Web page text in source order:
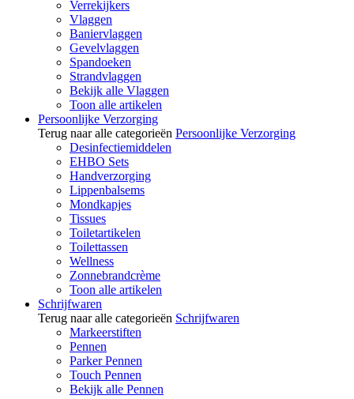
Verrekijkers
Vlaggen
Baniervlaggen
Gevelvlaggen
Spandoeken
Strandvlaggen
Bekijk alle Vlaggen
Toon alle artikelen
Persoonlijke Verzorging
Terug naar alle categorieën Persoonlijke Verzorging
Desinfectiemiddelen
EHBO Sets
Handverzorging
Lippenbalsems
Mondkapjes
Tissues
Toiletartikelen
Toilettassen
Wellness
Zonnebrandcrème
Toon alle artikelen
Schrijfwaren
Terug naar alle categorieën Schrijfwaren
Markeerstiften
Pennen
Parker Pennen
Touch Pennen
Bekijk alle Pennen